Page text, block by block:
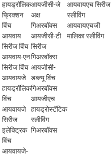
हायड्रॉलिक
फ्रिक्शन
विंच
आयवाय
सिरीज विंच
आयवाय-एन
सिरीज विंच
आयवायजे
हायड्रॉलिक
विंच
आयवायजे
सिरीज
इलेक्ट्रिक
विंच
आयवायजे-
आयजीसी-जे
अक्ष
गिअरबॉक्स
आयजीसी-टी
सिरीज
गिअरबॉक्स
आयजीसी-
डब्ल्यू विंच
गिअरबॉक्स
आयजीएच
हायड्रोस्टॅटिक
स्लीविंग
गिअरबॉक्स
आयवायएच सिरीज
स्लीविंग
आयवायएचजी
मालिका स्लीविंग